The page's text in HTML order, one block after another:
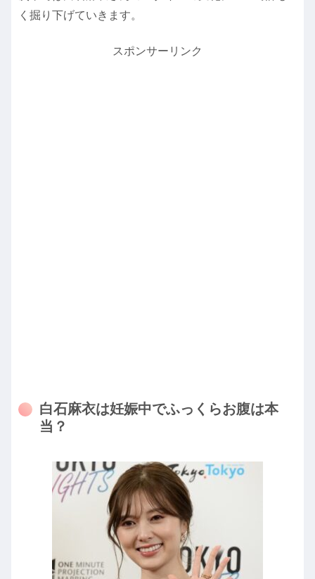
く掘り下げていきます。
スポンサーリンク
白石麻衣は妊娠中でふっくらお腹は本
当？